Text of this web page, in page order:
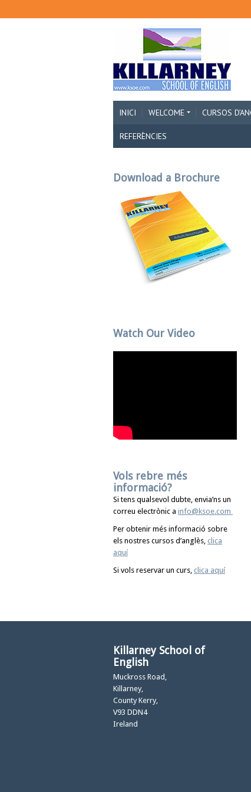
INICI WELCOME CURSOS
REFERÈNCIES
Download a Brochure
Watch Our Video
Vols rebre més
informació?
Si tens qualsevol dubte, envia’ns un
correu electrònic a info@ksoe.com
Per obtenir més informació sobre
els nostres cursos d’anglès, clica
aquí
Si vols reservar un curs, clica aquí
Killarney School of
English
Muckross Road,
Killarney,
County Kerry,
V93 DDN4
Ireland